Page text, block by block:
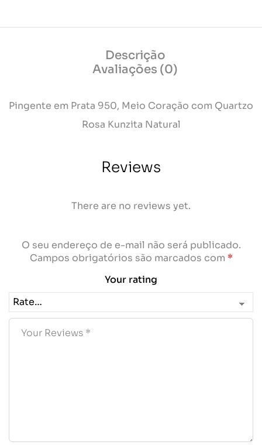
Descrição
Avaliações (0)
Pingente em Prata 950, Meio Coração com Quartzo
Rosa Kunzita Natural
Reviews
There are no reviews yet.
O seu endereço de e-mail não será publicado.
Campos obrigatórios são marcados com *
Your rating